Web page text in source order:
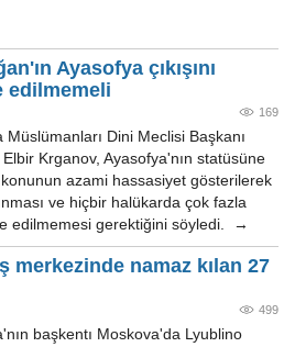
Ayasofya çıkışını
edilmemeli
169
Müslümanları Dini Meclisi Başkanı
Elbir Krganov, Ayasofya'nın statüsüne
azami hassasiyet gösterilerek
ve hiçbir halükarda çok fazla
edilmemesi gerektiğini söyledi. →
merkezinde namaz kılan 27
499
başkentı Moskova'da Lyublino